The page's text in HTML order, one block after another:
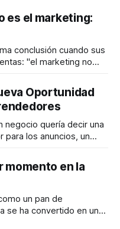
artificial y monitoreo
a tomar mejores
Su propuesta busca
es el marketing:
conclusión cuando sus
"el marketing no
lugar. Durante
PRO, el especialista en
Oportunidad
negocio quería decir una
para los anuncios, un
de publicidad digital
para atender
una persona
momento en la
un pan de
se ha convertido en uno